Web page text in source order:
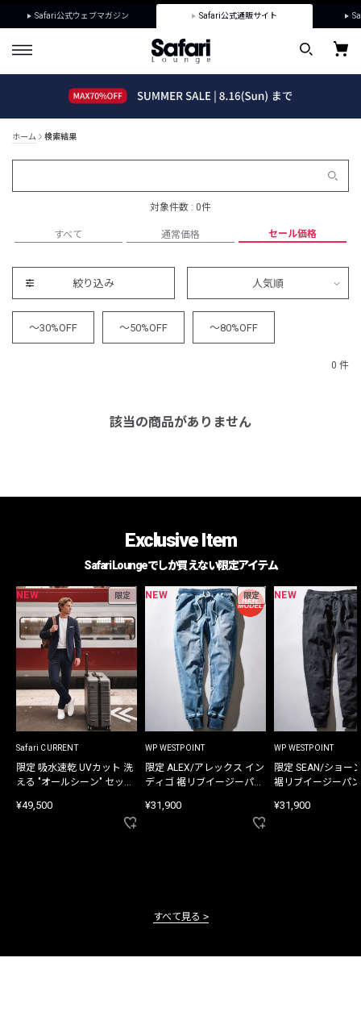
Safari公式ウェブマガジン Safari公式通販サイト
ホーム 検索結果
対象件数 : 0件
すべて 通常価格 セール価格
絞り込み 人気順
～30%OFF ～50%OFF ～80%OFF
0 件
該当の商品がありません
Exclusive Item
Safari Loungeでしか買えない限定アイテム
NEW 限定
Safari CURRENT
限定 吸水速乾 UVカット 洗
える "オールシーン" セット
¥49,500
NEW 限定
WP WESTPOINT
限定 ALEX/アレックス イン
ディゴ 裾リブイージーパン
¥31,900
NEW
WP WESTPOINT
限定 SEAN/ショー
裾リブイージーパ
¥31,900
すべて見る